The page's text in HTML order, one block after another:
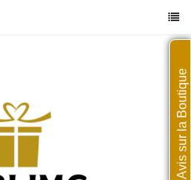
Avis sur la Boutique